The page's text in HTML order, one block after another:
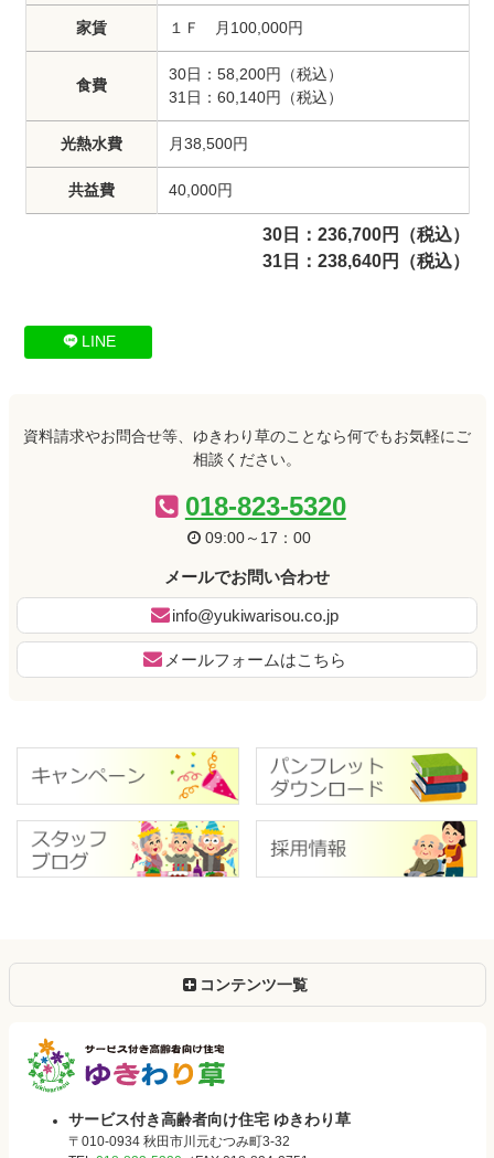
家賃 １Ｆ 月100,000円
食費
30日：58,200円（税込）
31日：60,140円（税込）
光熱水費 月38,500円
共益費 40,000円
30日：236,700円（税込）
31日：238,640円（税込）
LINE
資料請求やお問合せ等、ゆきわり草のことなら何でもお気軽にご
相談ください。
018-823-5320
09:00～17：00
メールでお問い合わせ
info@yukiwarisou.co.jp
メールフォームはこちら
コンテンツ一覧
サービス付き
サービス付き高齢者向け住宅 ゆきわり草
〒010-0934 秋田市川元むつみ町3-32